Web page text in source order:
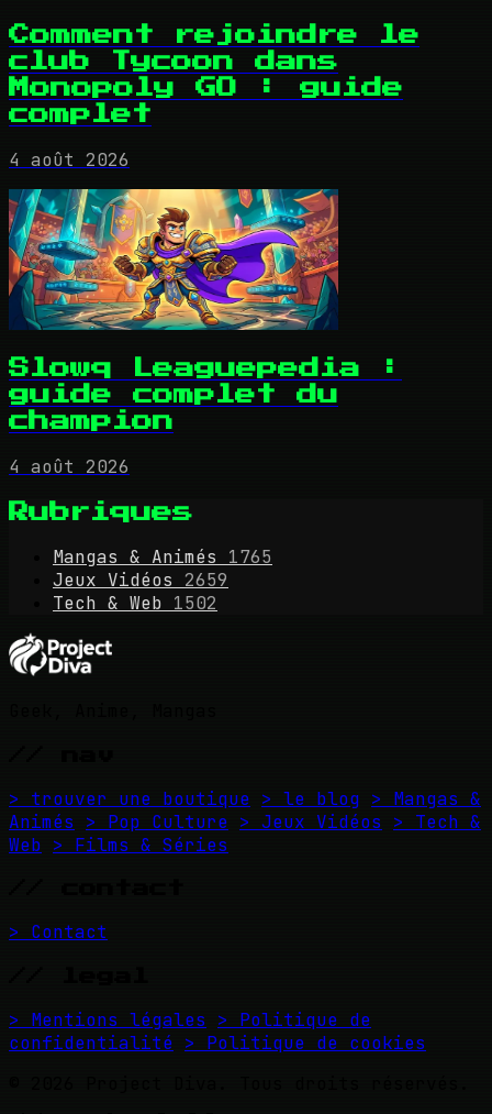
Comment rejoindre le
club Tycoon dans
Monopoly GO : guide
complet
4 août 2026
Slowq Leaguepedia :
guide complet du
champion
4 août 2026
Rubriques
Mangas & Animés
1765
Jeux Vidéos
2659
Tech & Web 1502
> trouver une boutique > le blog > Mangas &
Animés
> Pop Culture > Jeux Vidéos
> Tech &
Web > Films & Séries
> Contact
> Mentions légales
> Politique de
confidentialité > Politique de cookies